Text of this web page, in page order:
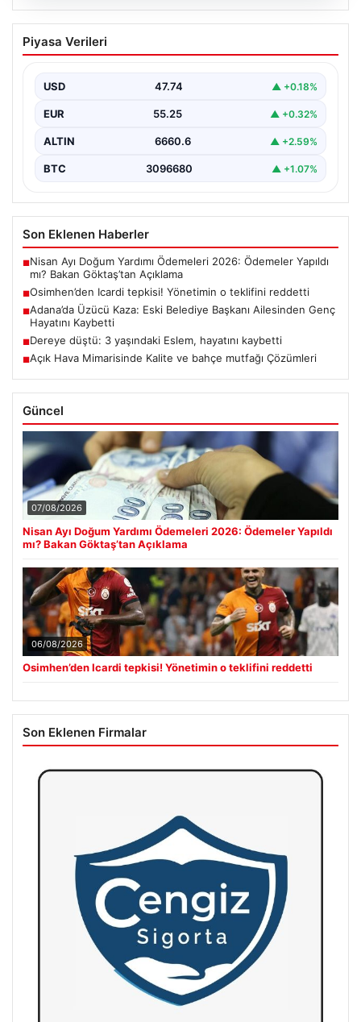
06.08.2026
Osimhen’den Icardi tepkisi! Yönetimin o
teklifini reddetti
Piyasa Verileri
USD 47.74 ▲ +0.18%
EUR 55.25 ▲ +0.32%
ALTIN 6660.6 ▲ +2.59%
BTC 3096680 ▲ +1.07%
Son Eklenen Haberler
■Nisan Ayı Doğum Yardımı Ödemeleri 2026: Ödemeler Yapıldı
mı? Bakan Göktaş’tan Açıklama
■Osimhen’den Icardi tepkisi! Yönetimin o teklifini reddetti
■Adana’da Üzücü Kaza: Eski Belediye Başkanı Ailesinden Genç
Hayatını Kaybetti
■Dereye düştü: 3 yaşındaki Eslem, hayatını kaybetti
■Açık Hava Mimarisinde Kalite ve bahçe mutfağı Çözümleri
Güncel
07/08/2026
Nisan Ayı Doğum Yardımı Ödemeleri 2026: Ödemeler Yapıldı
mı? Bakan Göktaş’tan Açıklama
06/08/2026
Osimhen’den Icardi tepkisi! Yönetimin o teklifini reddetti
Son Eklenen Firmalar